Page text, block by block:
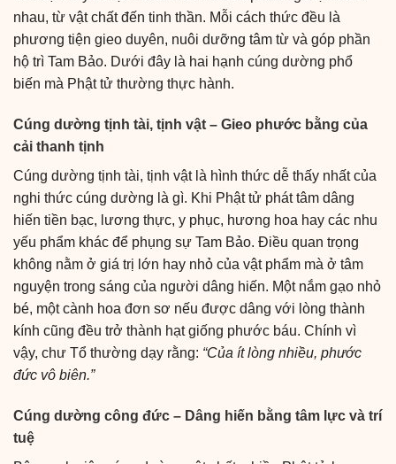
nhau, từ vật chất đến tinh thần. Mỗi cách thức đều là
phương tiện gieo duyên, nuôi dưỡng tâm từ và góp phần
hộ trì Tam Bảo. Dưới đây là hai hạnh cúng dường phổ
biến mà Phật tử thường thực hành.
Cúng dường tịnh tài, tịnh vật – Gieo phước bằng của
cải thanh tịnh
Cúng dường tịnh tài, tịnh vật là hình thức dễ thấy nhất của
nghi thức cúng dường là gì. Khi Phật tử phát tâm dâng
hiến tiền bạc, lương thực, y phục, hương hoa hay các nhu
yếu phẩm khác để phụng sự Tam Bảo. Điều quan trọng
không nằm ở giá trị lớn hay nhỏ của vật phẩm mà ở tâm
nguyện trong sáng của người dâng hiến. Một nắm gạo nhỏ
bé, một cành hoa đơn sơ nếu được dâng với lòng thành
kính cũng đều trở thành hạt giống phước báu. Chính vì
vậy, chư Tổ thường dạy rằng: “Của ít lòng nhiều, phước
đức vô biên.”
Cúng dường công đức – Dâng hiến bằng tâm lực và trí
tuệ